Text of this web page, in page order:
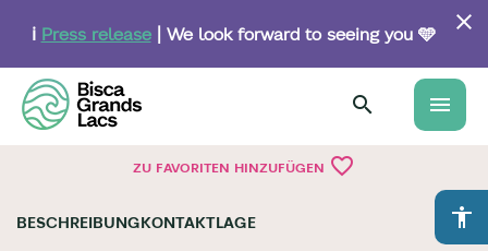
content
ℹ️ Press release| We look forward to seeing you 🩵
menu
ZU FAVORITEN HINZUFÜGEN favorite_border
accessibility
BESCHREIBUNGKONTAKTLAGE